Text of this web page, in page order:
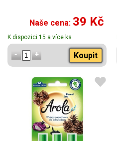
Naše cena: 39 Kč
K dispozici 15 a více ks
Koupit